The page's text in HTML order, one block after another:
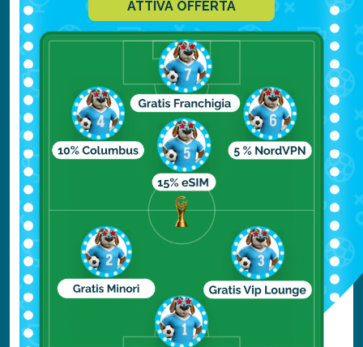
dubbio il ponte più famoso di tuttaNew York
e, probabilmente, anche l’attrazione più
visitata.
Anche questo ponte, proprio come quello di
Manhattan, collegaBrooklyn
al Distretto, ma
da due punti diversi rispetto al Manhattan
Bridge.
Il ponte di Brooklyn è lungo circa due
chilometri, è costruito in acciaio e granito, e
per molto tempo è stato il più grande ponte
sospeso del mondo.
ATTIVA OFFERTA